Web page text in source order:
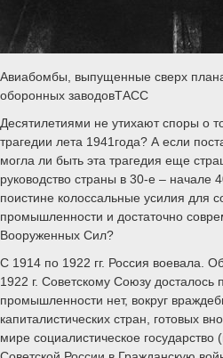
Авиабомбы, выпущенные сверх
оборонных заводовТАСС
Десятилетиями не утихают споры о
трагедии лета 1941года? А если
могла ли быть эта трагедия еще
руководство страны в 30-е – начале
поистине колоссальные усилия для
промышленности и достаточно
Вооруженных Сил?
С 1914 по 1922 гг. Россия воевала.
1922 г. Советскому Союзу досталось
промышленности нет, вокруг
капиталистических стран, готовых
мире социалистическое государство